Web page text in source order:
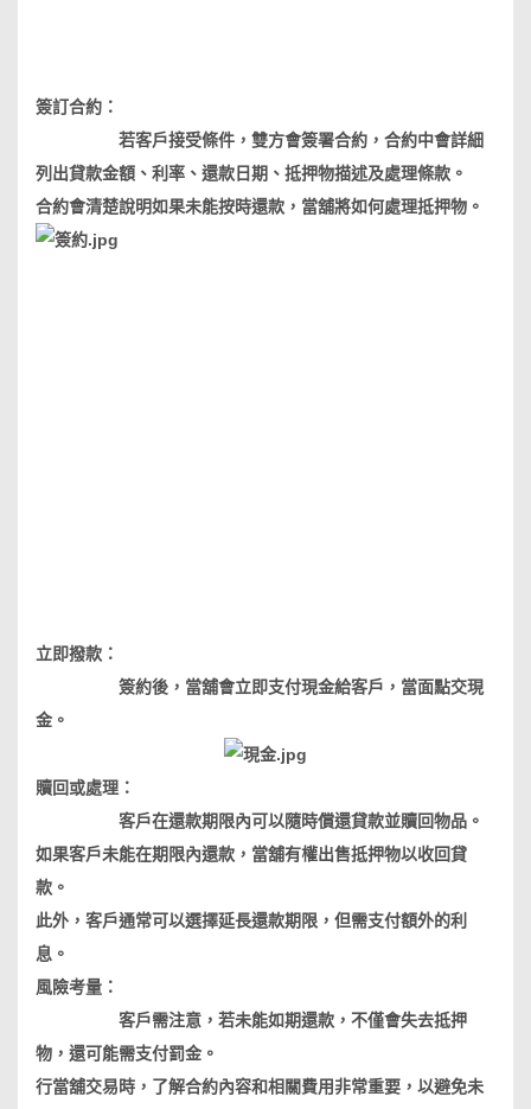
簽訂合約：
若客戶接受條件，雙方會簽署合約，合約中會詳細
列出貸款金額、利率、還款日期、抵押物描述及處理條款。
合約會清楚說明如果未能按時還款，當舖將如何處理抵押物。
立即撥款：
簽約後，當舖會立即支付現金給客戶，當面點交現
金。
贖回或處理：
客戶在還款期限內可以隨時償還貸款並贖回物品。
如果客戶未能在期限內還款，當舖有權出售抵押物以收回貸
款。
此外，客戶通常可以選擇延長還款期限，但需支付額外的利
息。
風險考量：
客戶需注意，若未能如期還款，不僅會失去抵押
物，還可能需支付罰金。
行當舖交易時，了解合約內容和相關費用非常重要，以避免未